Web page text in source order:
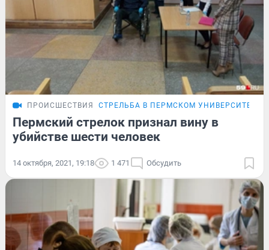
ПРОИСШЕСТВИЯ СТРЕЛЬБА В ПЕРМСКОМ УНИВЕРСИТЕТЕ
Пермский стрелок признал вину в
убийстве шести человек
14 октября, 2021, 19:18 1 471 Обсудить